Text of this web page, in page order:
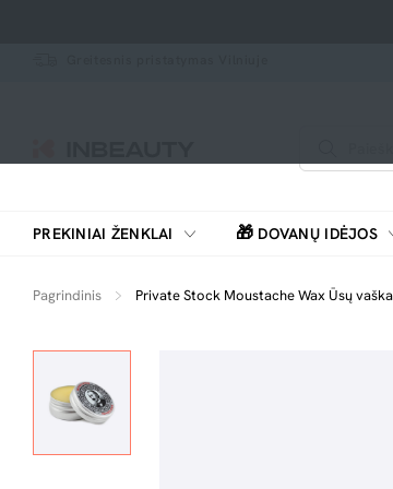
PREKINIAI ŽENKLAI 🎁 DOVANŲ IDĖJOS
Pagrindinis Private Stock Moustache Wax Ūsų